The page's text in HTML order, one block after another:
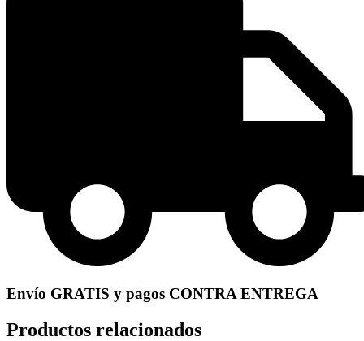
Envío GRATIS y pagos CONTRA ENTREGA
Productos relacionados